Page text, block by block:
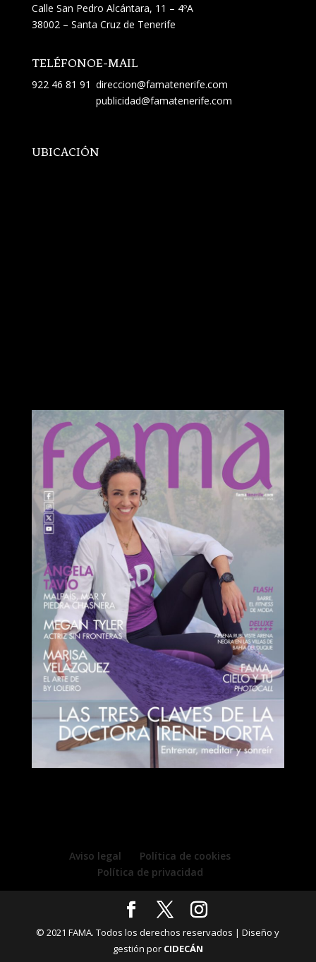
Calle San Pedro Alcántara, 11 – 4ºA
38002 – Santa Cruz de Tenerife
TELÉFONO
922 46 81 91
E-MAIL
direccion@famatenerife.com
publicidad@famatenerife.com
UBICACIÓN
Aviso legal
Política de cookies
Política de privacidad
© 2021 FAMA. Todos los derechos reservados | Diseño y
gestión por CIDECÁN